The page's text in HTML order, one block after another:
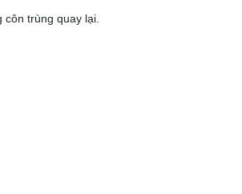
trùng quay lại.